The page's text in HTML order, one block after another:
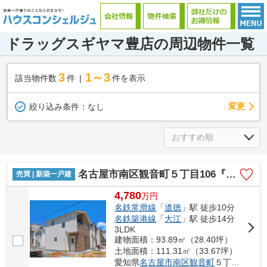
ドラッグスギヤマ豊店の周辺物件一覧
該当物件数 3件 1～3 件を表示
絞り込み条件： なし 変更
売買 | 新築一戸建 名古屋市南区観音町５丁目106『仲介料無料』新築戸建て 3号棟
4,780万円
名鉄常滑線 「道徳 」駅 徒歩10分
名鉄築港線 「大江 」駅 徒歩14分
3LDK
建物面積：93.89㎡（28.40坪）
土地面積：111.31㎡（33.67坪）
愛知県名古屋市南区観音町５丁目106